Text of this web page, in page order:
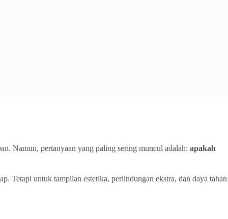
Namun, pertanyaan yang paling sering muncul adalah: apakah
Tetapi untuk tampilan estetika, perlindungan ekstra, dan daya tahan